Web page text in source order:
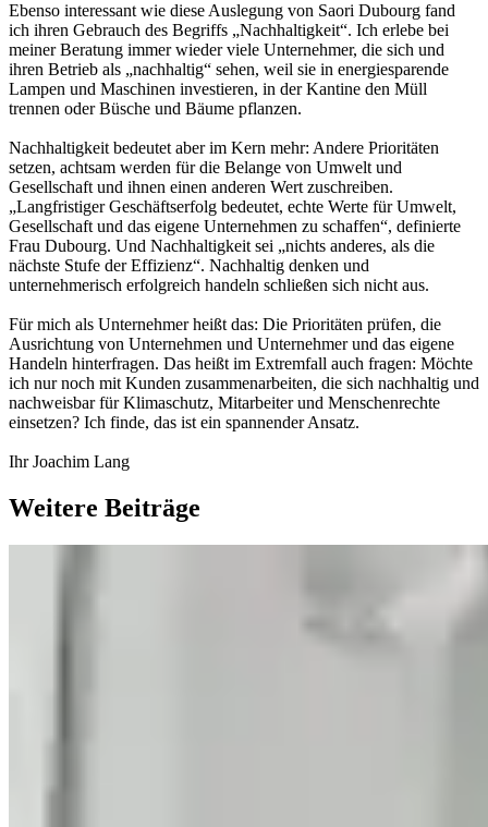
Ebenso interessant wie diese Auslegung von Saori Dubourg fand
ich ihren Gebrauch des Begriffs „Nachhaltigkeit“. Ich erlebe bei
meiner Beratung immer wieder viele Unternehmer, die sich und
ihren Betrieb als „nachhaltig“ sehen, weil sie in energiesparende
Lampen und Maschinen investieren, in der Kantine den Müll
trennen oder Büsche und Bäume pflanzen.
Nachhaltigkeit bedeutet aber im Kern mehr: Andere Prioritäten
setzen, achtsam werden für die Belange von Umwelt und
Gesellschaft und ihnen einen anderen Wert zuschreiben.
„Langfristiger Geschäftserfolg bedeutet, echte Werte für Umwelt,
Gesellschaft und das eigene Unternehmen zu schaffen“, definierte
Frau Dubourg. Und Nachhaltigkeit sei „nichts anderes, als die
nächste Stufe der Effizienz“. Nachhaltig denken und
unternehmerisch erfolgreich handeln schließen sich nicht aus.
Für mich als Unternehmer heißt das: Die Prioritäten prüfen, die
Ausrichtung von Unternehmen und Unternehmer und das eigene
Handeln hinterfragen. Das heißt im Extremfall auch fragen: Möchte
ich nur noch mit Kunden zusammenarbeiten, die sich nachhaltig und
nachweisbar für Klimaschutz, Mitarbeiter und Menschenrechte
einsetzen? Ich finde, das ist ein spannender Ansatz.
Ihr Joachim Lang
Weitere Beiträge